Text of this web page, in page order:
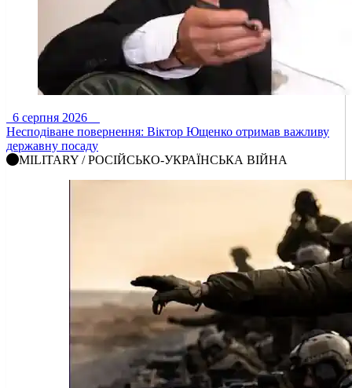
6 серпня 2026
Несподіване повернення: Віктор Ющенко отримав важливу
державну посаду
MILITARY / РОСІЙСЬКО-УКРАЇНСЬКА ВІЙНА